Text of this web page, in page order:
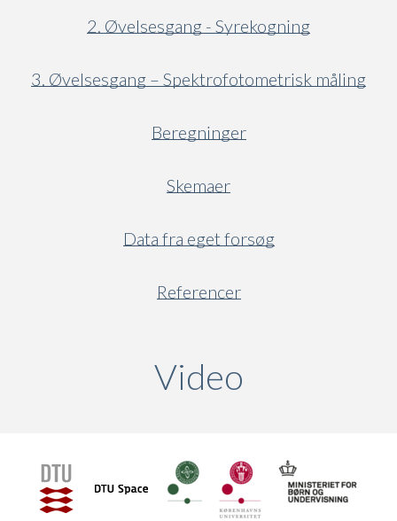
2. Øvelsesgang - Syrekogning
3. Øvelsesgang – Spektrofotometrisk måling
Beregninger
Skemaer
Data fra eget forsøg
Referencer
Video